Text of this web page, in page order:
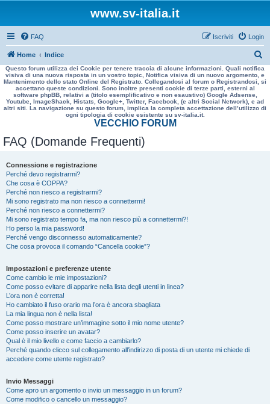
www.sv-italia.it
FAQ Login
Iscriviti
Home Indice
e
r
a
Questo forum utilizza dei Cookie per tenere traccia di alcune informazioni. Quali notifica
visiva di una nuova risposta in un vostro topic, Notifica visiva di un nuovo argomento, e
Mantenimento dello stato Online del Registrato. Collegandosi al forum o Registrandosi, si
accettano queste condizioni. Sono inoltre presenti cookie di terze parti, esterni al
software phpBB, relativi a (titolo esemplificativo e non esaustivo) Google Adsense,
Youtube, ImageShack, Histats, Google+, Twitter, Facebook, (e altri Social Network), e ad
altri siti. La navigazione su questo forum, implica la completa accettazione dell’utilizzo di
ogni tipologia di cookie esistente su sv-italia.it.
VECCHIO FORUM
FAQ (Domande Frequenti)
Connessione e registrazione
Perché devo registrarmi?
Che cosa è COPPA?
Perché non riesco a registrarmi?
Mi sono registrato ma non riesco a connettermi!
Perché non riesco a connettermi?
Mi sono registrato tempo fa, ma non riesco più a connettermi?!
Ho perso la mia password!
Perché vengo disconnesso automaticamente?
Che cosa provoca il comando “Cancella cookie”?
Impostazioni e preferenze utente
Come cambio le mie impostazioni?
Come posso evitare di apparire nella lista degli utenti in linea?
L’ora non è corretta!
Ho cambiato il fuso orario ma l’ora è ancora sbagliata
La mia lingua non è nella lista!
Come posso mostrare un’immagine sotto il mio nome utente?
Come posso inserire un avatar?
Qual è il mio livello e come faccio a cambiarlo?
Perché quando clicco sul collegamento all’indirizzo di posta di un utente mi chiede di
accedere come utente registrato?
Invio Messaggi
Come apro un argomento o invio un messaggio in un forum?
Come modifico o cancello un messaggio?